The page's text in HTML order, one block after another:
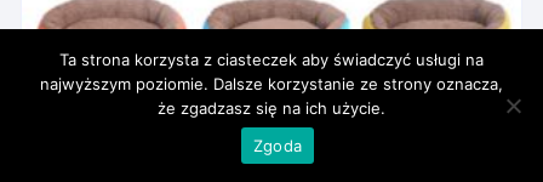
Legowisko posłanie dla psa i kota
Ta strona korzysta z ciasteczek aby świadczyć usługi na
najwyższym poziomie. Dalsze korzystanie ze strony oznacza,
że zgadzasz się na ich użycie.
Zgoda